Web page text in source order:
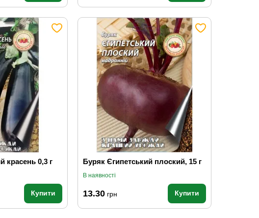
красень 0,3 г
Купити
Буряк Єгипетський плоский, 15 г
В наявності
13.30 грн Купити